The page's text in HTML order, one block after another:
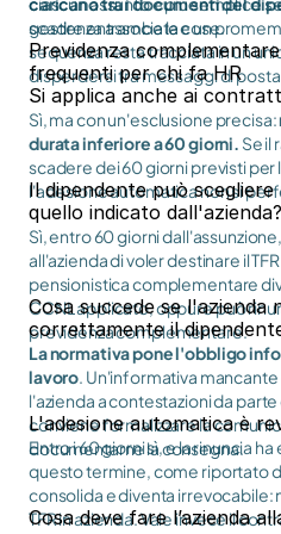
gestire entrambe le cose.
scadenza associata e un
sequenza resta tracciata in un
disperdersi tra messaggi di
Previdenza
frequenti per chi fa HR
Si applica anche ai
Sì, ma con un'esclusione precisa:
durata inferiore a 60 giorni. Se il
scadere dei 60 giorni previsti per
l'adesione automatica non si
Il dipendente può
quello indicato dall'azienda?
Sì, entro 60 giorni
all'azienda di voler destinare il
pensionistica complementare
CCNL applicato, oppure può
previdenza complementare.
Cosa succede se l'azienda
correttamente il
La normativa pone l'obbligo
lavoro. Un'informativa
l'azienda a contestazioni da
conviene formalizzare la
documentarne la consegna.
L'adesione automatica è
Entro i 60 giorni sì, e la rinuncia
questo termine, come riportato
consolida e diventa irrevocabile:
TFR in azienda. Vale invece il
Cosa deve fare l’azienda